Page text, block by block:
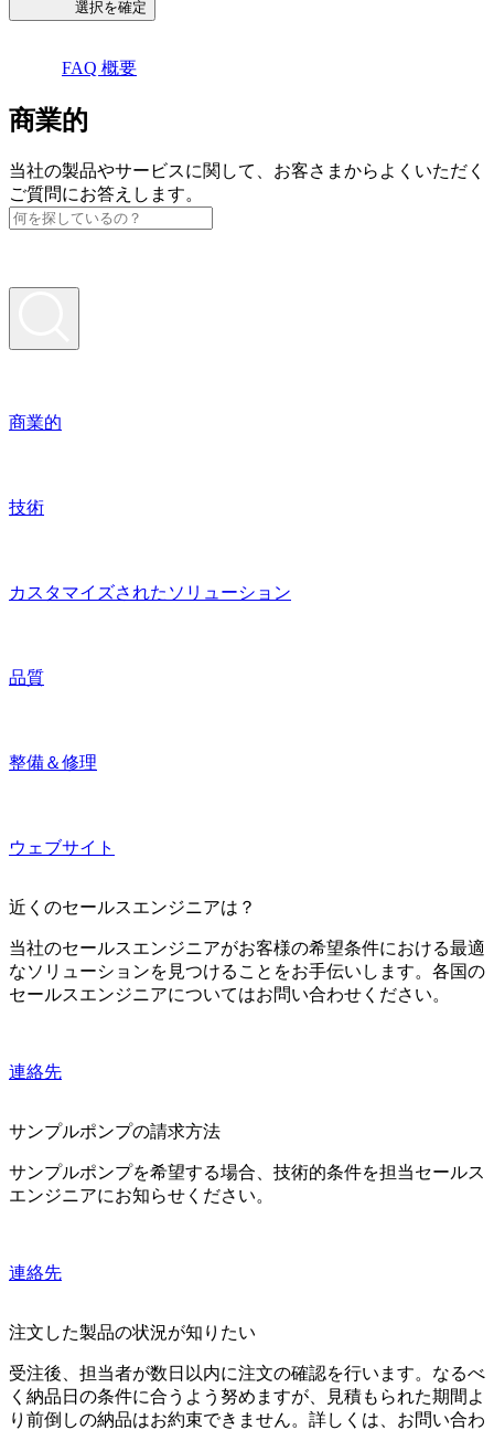
選択を確定
FAQ 概要
商業的
当社の製品やサービスに関して、お客さまからよくいただく
ご質問にお答えします。
商業的
技術
カスタマイズされたソリューション
品質
整備＆修理
ウェブサイト
近くのセールスエンジニアは？
当社のセールスエンジニアがお客様の希望条件における最適
なソリューションを見つけることをお手伝いします。各国の
セールスエンジニアについてはお問い合わせください。
連絡先
サンプルポンプの請求方法
サンプルポンプを希望する場合、技術的条件を担当セールス
エンジニアにお知らせください。
連絡先
注文した製品の状況が知りたい
受注後、担当者が数日以内に注文の確認を行います。なるべ
く納品日の条件に合うよう努めますが、見積もられた期間よ
り前倒しの納品はお約束できません。詳しくは、お問い合わ